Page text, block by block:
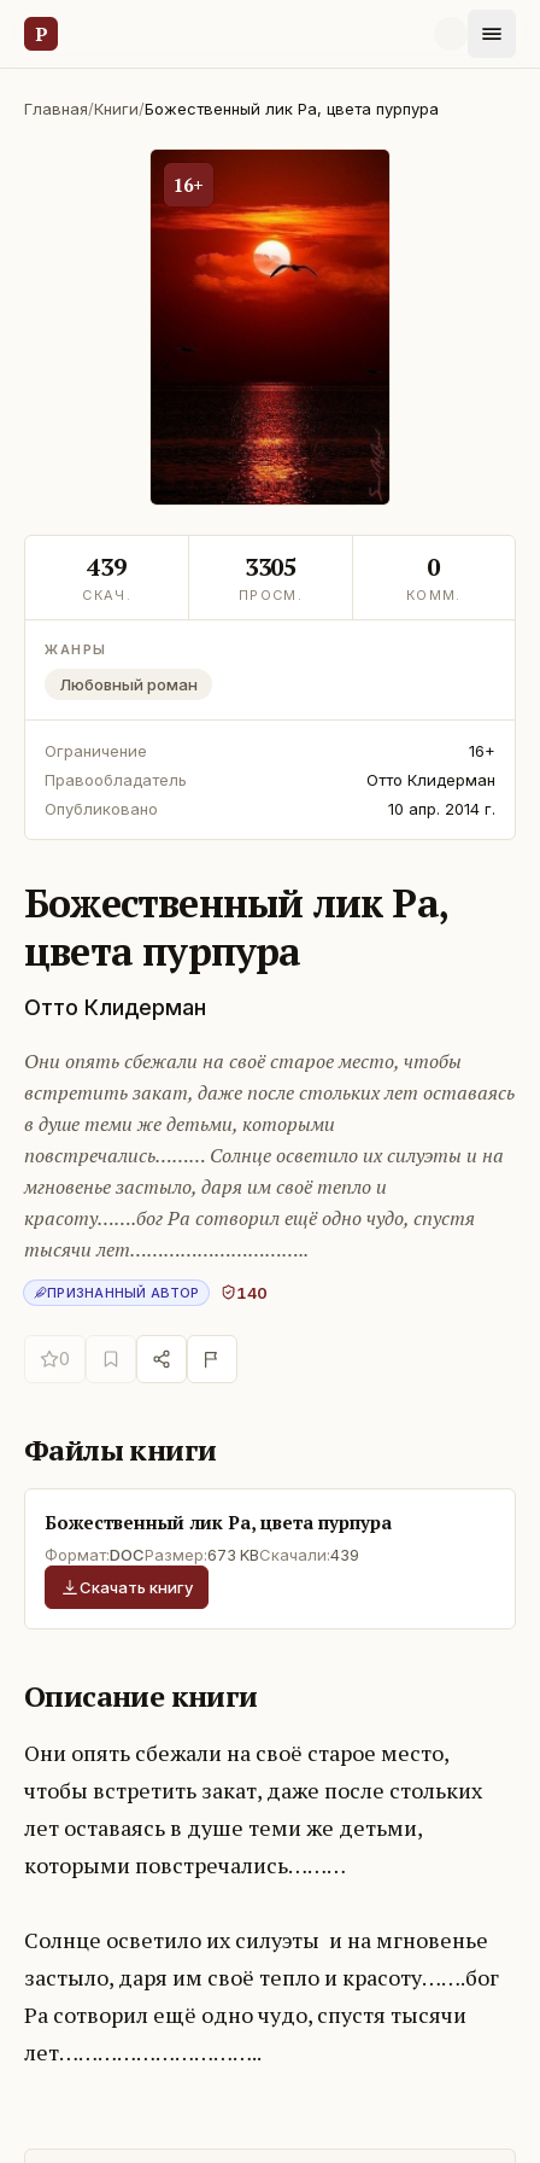
Р
Главная/Книги/Божественный лик Ра, цвета пурпура
16+
439
СКАЧ.
3305
ПРОСМ.
0
КОММ.
ЖАНРЫ
Любовный роман
Ограничение
16+
Правообладатель
Отто Клидерман
Опубликовано
10 апр. 2014 г.
Божественный лик Ра,
цвета пурпура
Отто Клидерман
Они опять сбежали на своё старое место, чтобы
встретить закат, даже после стольких лет оставаясь
в душе теми же детьми, которыми
повстречались……… Солнце осветило их силуэты и на
мгновенье застыло, даря им своё тепло и
красоту…….бог Ра сотворил ещё одно чудо, спустя
тысячи лет…………………………..
ПРИЗНАННЫЙ АВТОР 140
0
Файлы книги
Божественный лик Ра, цвета пурпура
Формат:DOCРазмер:673 KBСкачали:439
Скачать книгу
Описание книги
Они опять сбежали на своё старое место,
чтобы встретить закат, даже после стольких
лет оставаясь в душе теми же детьми,
которыми повстречались………
Солнце осветило их силуэты и на мгновенье
застыло, даря им своё тепло и красоту…….бог
Ра сотворил ещё одно чудо, спустя тысячи
лет…………………………..